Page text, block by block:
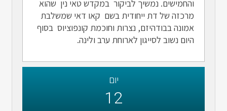
והחמישים. נמשיך לביקור במקדש טאי נין שהוא
מרכזה של דת ייחודית בשם קאו דאי שמשלבת
אמונה בבודהיזם, נצרות וחוכמת קונפוציוס בסוף
היום נשוב לסייגון לארוחת ערב ולינה.
יום
12